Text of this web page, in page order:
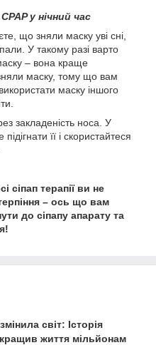
у нічний час
що зняли маску уві сні,
У такому разі варто
– вона краще
маску, тому що вам
маску іншого
закладеність носа. У
її і скористайтеся
терапії ви не
– ось що вам
до сіпапу апарату та
світ: Історія
життя мільйонам